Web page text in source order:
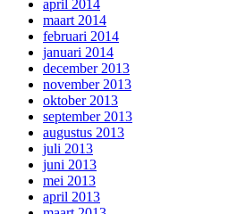
april 2014
maart 2014
februari 2014
januari 2014
december 2013
november 2013
oktober 2013
september 2013
augustus 2013
juli 2013
juni 2013
mei 2013
april 2013